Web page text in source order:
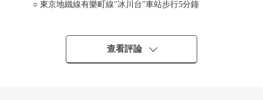
○ 東京地鐵線有樂町線"冰川台"車站步行5分鐘
○ 土地約139坪
○ 沒有建築條件
查看評論